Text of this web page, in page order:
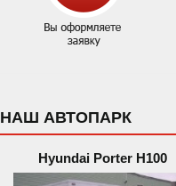
НАШ АВТОПАРК
Hyundai Porter H100